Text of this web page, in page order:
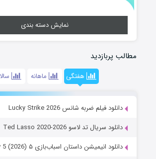
نمایش دسته بندی
مطالب پربازدید
هفتگی ماهانه
دانلود فیلم ضربه شانس Lucky Strike 2026
دانلود سریال تد لاسو Ted Lasso 2020-2026
دانلود انیمیشن داستان اسباب‌بازی ۵ Toy Story 5 (2026)